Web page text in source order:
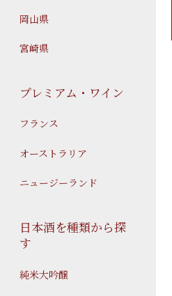
岡山県
宮崎県
プレミアム・ワイン
フランス
オーストラリア
ニュージーランド
日本酒を種類から探
す
純米大吟醸